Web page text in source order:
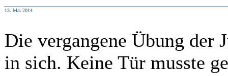
13. Mai 2014
Die vergangene Übung der
in sich. Keine Tür musste